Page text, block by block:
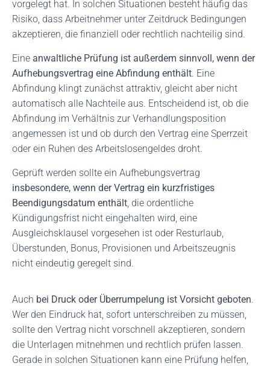
vorgelegt hat. In solchen Situationen besteht häufig das
Risiko, dass Arbeitnehmer unter Zeitdruck Bedingungen
akzeptieren, die finanziell oder rechtlich nachteilig sind.
Eine anwaltliche Prüfung ist außerdem sinnvoll, wenn der
Aufhebungsvertrag eine Abfindung enthält. Eine
Abfindung klingt zunächst attraktiv, gleicht aber nicht
automatisch alle Nachteile aus. Entscheidend ist, ob die
Abfindung im Verhältnis zur Verhandlungsposition
angemessen ist und ob durch den Vertrag eine Sperrzeit
oder ein Ruhen des Arbeitslosengeldes droht.
Geprüft werden sollte ein Aufhebungsvertrag
insbesondere, wenn der Vertrag ein kurzfristiges
Beendigungsdatum enthält, die ordentliche
Kündigungsfrist nicht eingehalten wird, eine
Ausgleichsklausel vorgesehen ist oder Resturlaub,
Überstunden, Bonus, Provisionen und Arbeitszeugnis
nicht eindeutig geregelt sind.
Auch bei Druck oder Überrumpelung ist Vorsicht geboten.
Wer den Eindruck hat, sofort unterschreiben zu müssen,
sollte den Vertrag nicht vorschnell akzeptieren, sondern
die Unterlagen mitnehmen und rechtlich prüfen lassen.
Gerade in solchen Situationen kann eine Prüfung helfen,